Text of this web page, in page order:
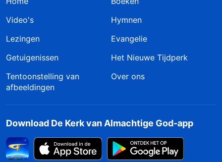
Video's
Hymnen
Lezingen
Evangelie
Getuigenissen
Het Nieuwe Tijdperk
Tentoonstelling van
afbeeldingen
Over ons
Download De Kerk van Almachtige God-app